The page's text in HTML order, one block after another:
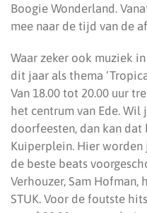
Boogie Wonderland.
mee naar de tijd van de
Waar zeker ook muziek
dit jaar als thema
Van 18.00 tot 20.00 uur
het centrum van Ede.
doorfeesten, dan kan dat
Kuiperplein. Hier
de beste beats
Verhouzer, Sam Hofman,
STUK. Voor de foutste